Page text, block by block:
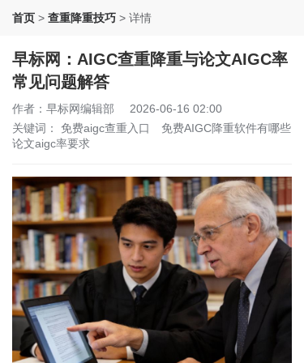
首页 > 查重降重技巧 > 详情
早标网：AIGC查重降重与论文AIGC率
常见问题解答
作者：早标网编辑部
2026-06-16 02:00
关键词： 免费aigc查重入口
免费AIGC降重软件有哪些
论文aigc率要求